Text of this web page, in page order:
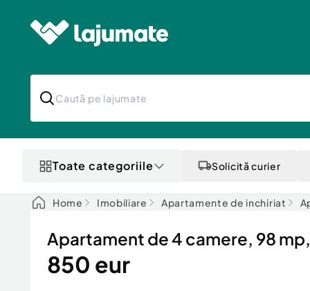
Toate categoriile Solicită curier
Home Imobiliare Apartamente de inchiriat
Apartament de 4 camere, 98
850 eur